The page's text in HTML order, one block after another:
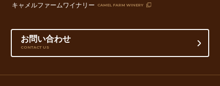
キャメルファームワイナリー CAMEL FARM WINERY
お問い合わせ
CONTACT US